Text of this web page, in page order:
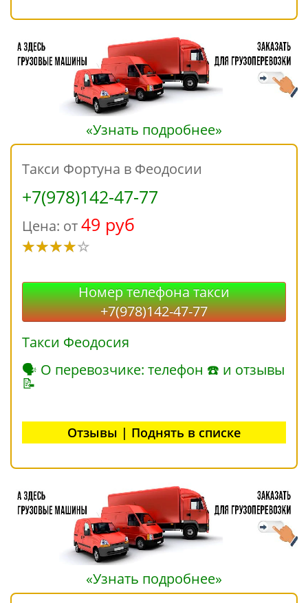
«Узнать подробнее»
Такси Фортуна в Феодосии
+7(978)142-47-77
Цена: от49 руб
Номер телефона такси
+7(978)142-47-77
Такси Феодосия
🗣 О перевозчике: телефон ☎ и отзывы
📝
Отзывы | Поднять в списке
«Узнать подробнее»